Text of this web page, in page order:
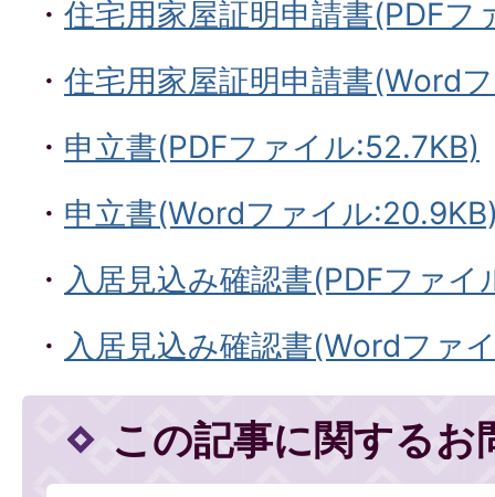
・ 住宅用家屋証明申請書(PDFフ
・ 住宅用家屋証明申請書(Word
・ 申立書(PDFファイル:52.7KB)
・ 申立書(Wordファイル
・ 入居見込み確認書(PDFファイ
・ 入居見込み確認書(Wordファ
この記事に関するお